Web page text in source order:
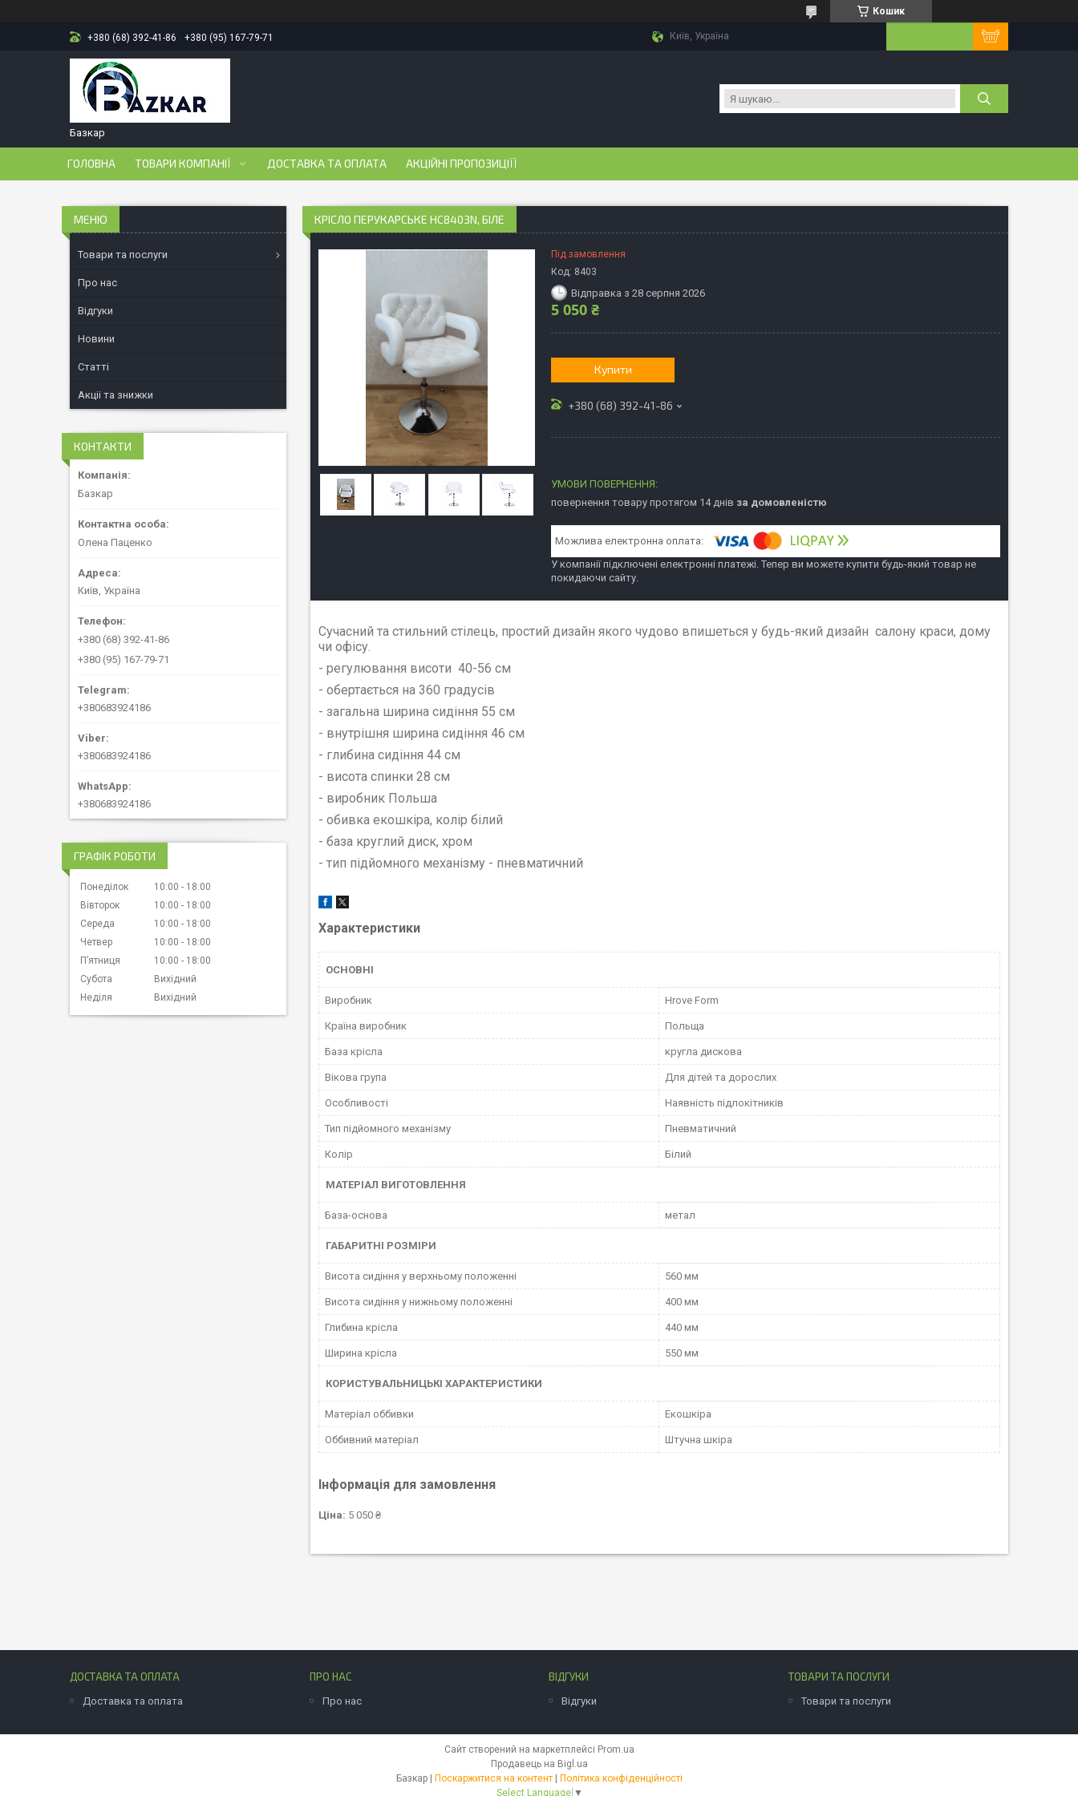
Кошик
+380 (68) 392-41-86 +380 (95) 167-79-71 Київ, Україна
Базкар
ГОЛОВНА ТОВАРИ КОМПАНІЇ ДОСТАВКА ТА ОПЛАТА АКЦІЙНІ ПРОПОЗИЦІЇЇ
КРІСЛО ПЕРУКАРСЬКЕ НС8403N, БІЛЕ
Під замовлення
Код: 8403
Відправка з 28 серпня 2026
5 050 ₴
Купити
+380 (68) 392-41-86
повернення товару протягом 14 днів за домовленістю
У компанії підключені електронні платежі. Тепер ви можете купити будь-який товар не
покидаючи сайту.
Сучасний та стильний стілець, простий дизайн якого чудово впишеться у будь-який дизайн салону краси, дому
чи офісу.
- регулювання висоти 40-56 см
- обертається на 360 градусів
- загальна ширина сидіння 55 см
- внутрішня ширина сидіння 46 см
- глибина сидіння 44 см
- висота спинки 28 см
- виробник Польша
- обивка екошкіра, колір білий
- база круглий диск, хром
- тип підйомного механізму - пневматичний
Характеристики
ОСНОВНІ
Виробник Hrove Form
Країна виробник Польща
База крісла кругла дискова
Вікова група Для дітей та дорослих
Особливості Наявність підлокітників
Тип підйомного механізму Пневматичний
Колір Білий
МАТЕРІАЛ ВИГОТОВЛЕННЯ
База-основа метал
ГАБАРИТНІ РОЗМІРИ
Висота сидіння у верхньому положенні 560 мм
Висота сидіння у нижньому положенні 400 мм
Глибина крісла 440 мм
Ширина крісла 550 мм
КОРИСТУВАЛЬНИЦЬКІ ХАРАКТЕРИСТИКИ
Матеріал оббивки Екошкіра
Оббивний матеріал Штучна шкіра
Інформація для замовлення
Ціна: 5 050 ₴
Товари та послуги
Про нас
Відгуки
Новини
Статті
Акціі та знижки
КОНТАКТИ
Базкар
Олена Паценко
Київ, Україна
+380 (68) 392-41-86
+380 (95) 167-79-71
+380683924186
+380683924186
+380683924186
ГРАФІК РОБОТИ
Понеділок 10:00
18:00
Вівторок
10:00
18:00
Середа
10:00
18:00
Четвер
10:00
18:00
Пʼятниця
10:00
18:00
Субота
Вихідний
Неділя
Вихідний
ДОСТАВКА ТА ОПЛАТА
Доставка та оплата
ПРО НАС
Про нас
ВІДГУКИ
Відгуки
ТОВАРИ ТА ПОСЛУГИ
Товари та послуги
Сайт створений на маркетплейсі Prom.ua
Продавець на Bigl.ua
Базкар | Поскаржитися на контент | Політика конфіденційності
Select Language ▼